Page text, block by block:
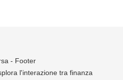
l'interazione tra finanza